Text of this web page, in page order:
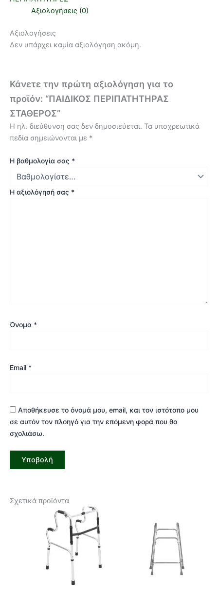
Αξιολογήσεις (0)
Αξιολογήσεις
Δεν υπάρχει καμία αξιολόγηση ακόμη.
Κάνετε την πρώτη αξιολόγηση για το
προϊόν: “ΠΑΙΔΙΚΟΣ ΠΕΡΙΠΑΤΗΤΗΡΑΣ
ΣΤΑΘΕΡΟΣ”
Η ηλ. διεύθυνση σας δεν δημοσιεύεται. Τα υποχρεωτικά
πεδία σημειώνονται με *
Η βαθμολογία σας *
Η αξιολόγησή σας *
Όνομα *
Email *
Αποθήκευσε το όνομά μου, email, και τον ιστότοπο μου
σε αυτόν τον πλοηγό για την επόμενη φορά που θα
σχολιάσω.
Σχετικά προϊόντα